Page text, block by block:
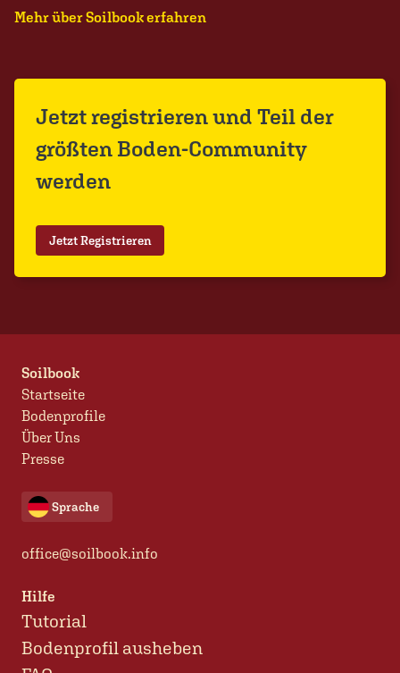
Mehr über Soilbook erfahren
Jetzt registrieren und Teil der
größten Boden-Community
werden
Jetzt Registrieren
Soilbook
Startseite
Bodenprofile
Über Uns
Presse
Sprache
office@soilbook.info
Hilfe
Tutorial
Bodenprofil ausheben